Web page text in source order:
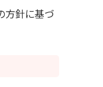
方針に基づ